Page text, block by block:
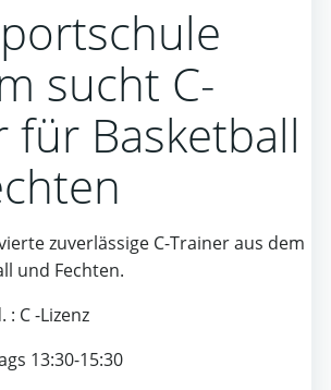
sucht C-
für Basketball
zuverlässige C-Trainer aus dem
und Fechten.
C -Lizenz
13:30-15:30